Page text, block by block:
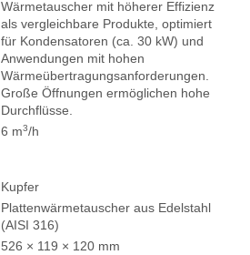
Wärmetauscher mit höherer Effizienz
als vergleichbare Produkte, optimiert
für Kondensatoren (ca. 30 kW) und
Anwendungen mit hohen
Wärmeübertragungsanforderungen.
Große Öffnungen ermöglichen hohe
Durchflüsse.
6 m3/h
Kupfer
Plattenwärmetauscher aus Edelstahl
(AISI 316)
526 × 119 × 120 mm